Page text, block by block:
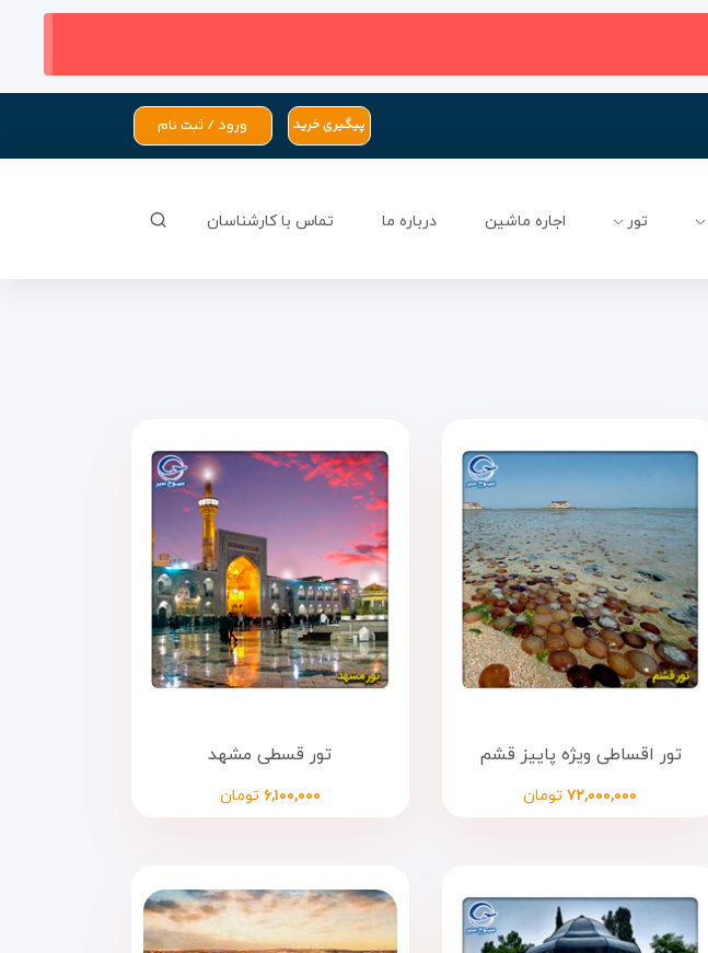
پیگیری خرید ورود / ثبت نام
تور اجاره ماشین درباره ما تماس با کارشناسان
تور اقساطی ویژه پاییز قشم
۷۲,۰۰۰,۰۰۰تومان
تور قسطی مشهد
۶,۱۰۰,۰۰۰ تومان